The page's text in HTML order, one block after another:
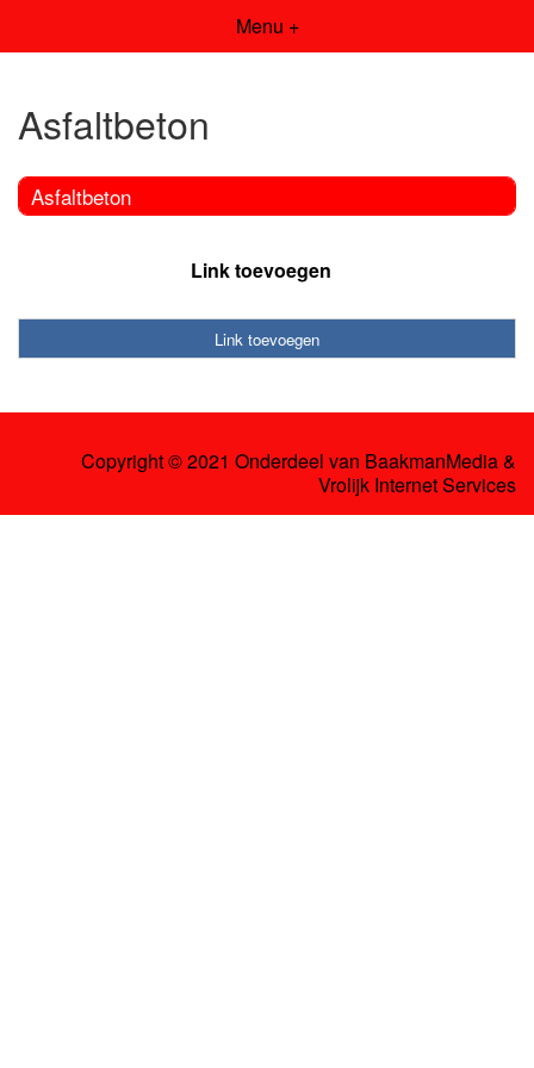
Menu +
Asfaltbeton
Asfaltbeton
Link toevoegen
Link toevoegen
Copyright © 2021 Onderdeel van BaakmanMedia&
Vrolijk Internet Services